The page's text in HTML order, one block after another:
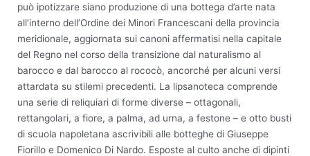
può ipotizzare siano produzione di una bottega d’arte nata
all’interno dell’Ordine dei Minori Francescani della provincia
meridionale, aggiornata sui canoni affermatisi nella capitale
del Regno nel corso della transizione dal naturalismo al
barocco e dal barocco al rococò, ancorché per alcuni versi
attardata su stilemi precedenti. La lipsanoteca comprende
una serie di reliquiari di forme diverse – ottagonali,
rettangolari, a fiore, a palma, ad urna, a festone – e otto busti
di scuola napoletana ascrivibili alle botteghe di Giuseppe
Fiorillo e Domenico Di Nardo. Esposte al culto anche di dipinti